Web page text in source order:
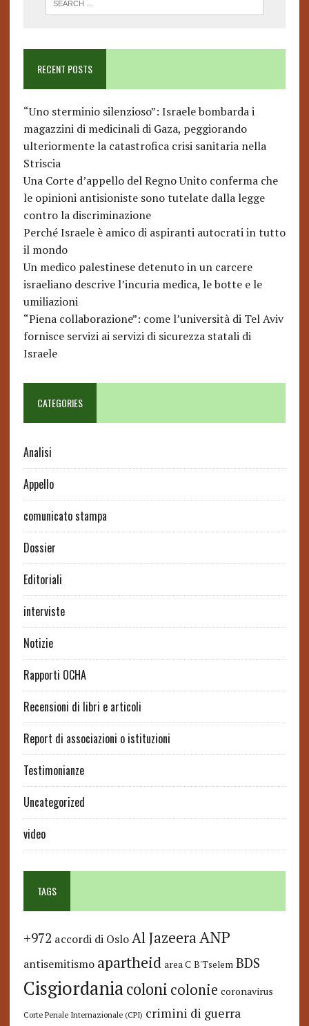
RECENT POSTS
“Uno sterminio silenzioso”: Israele bombarda i
magazzini di medicinali di Gaza, peggiorando
ulteriormente la catastrofica crisi sanitaria nella
Striscia
Una Corte d’appello del Regno Unito conferma che
le opinioni antisioniste sono tutelate dalla legge
contro la discriminazione
Perché Israele è amico di aspiranti autocrati in tutto
il mondo
Un medico palestinese detenuto in un carcere
israeliano descrive l’incuria medica, le botte e le
umiliazioni
“Piena collaborazione”: come l’università di Tel Aviv
fornisce servizi ai servizi di sicurezza statali di
Israele
CATEGORIES
Analisi
Appello
comunicato stampa
Dossier
Editoriali
interviste
Notizie
Rapporti OCHA
Recensioni di libri e articoli
Report di associazioni o istituzioni
Testimonianze
Uncategorized
video
TAGS
+972 accordi di Oslo Al JazeeraANP
antisemitismo apartheid area C B'Tselem BDS
Cisgiordaniacoloni colonie coronavirus
Corte Penale Internazionale (CPI) crimini di guerra